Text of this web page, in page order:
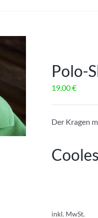
Polo-
19,00€
Der Kragen
inkl. MwSt.